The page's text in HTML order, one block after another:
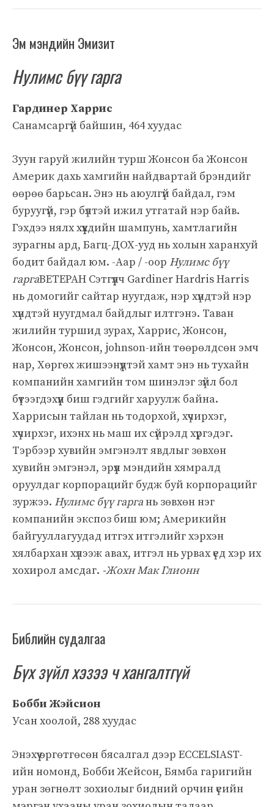
Эм мэндийн Эмизит
Нулимс бүү гарга
Гардинер Харрис
Санамсаргүй байшин, 464 хуудас
Зуун гаруй жилийн турш Жонсон ба Жонсон
Америк дахь хамгийн найдвартай брэндийг
өөрөө барьсан. Энэ нь аюулгүй байдал, гэм
буруугүй, гэр бүлтэй ижил утгатай нэр байв.
Гэхдээ нялх хүүхдийн шампунь, хамтлагийн
зурагны ард, Багц-ДОХ-ууд нь холын харанхуй
бодит байдал юм. -Аар / -оор Нулимс бүү
гаргаВЕТЕРАН Сэтгүүлч Gardiner Hardris Harris
нь домогийг сайтар нуугдаж, нэр хүндтэй нэр
хүндтэй нуугдмал байдлыг илтгэнэ. Таван
жилийн туршид зурах, Харрис, Жонсон,
Жонсон, Жонсон, johnson-ийн төөрөлдсөн эмч
нар, Хөргөх жишээнүүдтэй хамт энэ нь тухайн
компанийн хамгийн том шинэлэг зүйл бол
бүтээгдэхүүн биш гэдгийг харуулж байна.
Харрисын тайлан нь тодорхой, хүчирхэг,
хүчирхэг, ихэнх нь маш их сүйрэлд хүргэдэг.
Тэрбээр хувийн эмгэнэлт явдлыг зөвхөн
хувийн эмгэнэл, эрүүл мэндийн хямралд
оруулдаг корпорацийг будж буй корпорацийг
зуржээ. Нулимс бүү гаргань зөвхөн нэг
компанийн экспоз биш юм; Америкийн
байгууллагуудад итгэх итгэлийг хэрхэн
хялбархан хүлээж авах, итгэл нь урвах үед хэр их
хохирол амсдаг. -Жохн Мак Глионн
Библийн судалгаа
Бүх зүйл хэзээ ч хангалтгүй
Бобби Жэйсион
Усан хоолой, 288 хуудас
Энэхүү өргөтгөсөн бясалгал дээр ECCELSIAST-
ийн номонд, Бобби Жейсон, Бямба гаригийн
уран зөгнөлт зохиолыг бидний орчин үеийн